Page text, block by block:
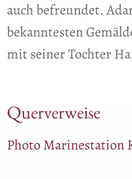
auch befreundet.
bekanntesten
mit seiner Tochter
Querverweise
Photo Marinestation